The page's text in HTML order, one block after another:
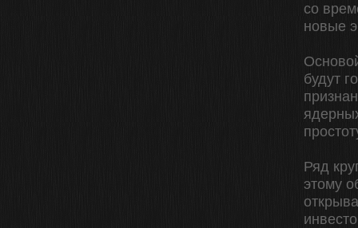
со
новые
будут
Ряд
этому